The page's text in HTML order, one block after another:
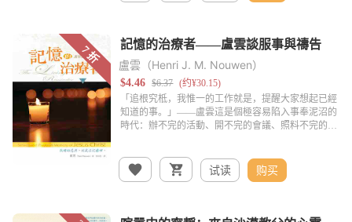
盧雲（Henri J. M. Nouwen）
试读 购买